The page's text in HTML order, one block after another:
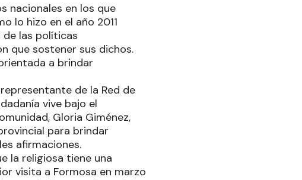
nacionales en los que
lo hizo en el año 2011
las políticas
que sostener sus dichos.
a brindar
de la Red de
vive bajo el
Gloria Giménez,
para brindar
afirmaciones.
la religiosa tiene una
visita a Formosa en marzo